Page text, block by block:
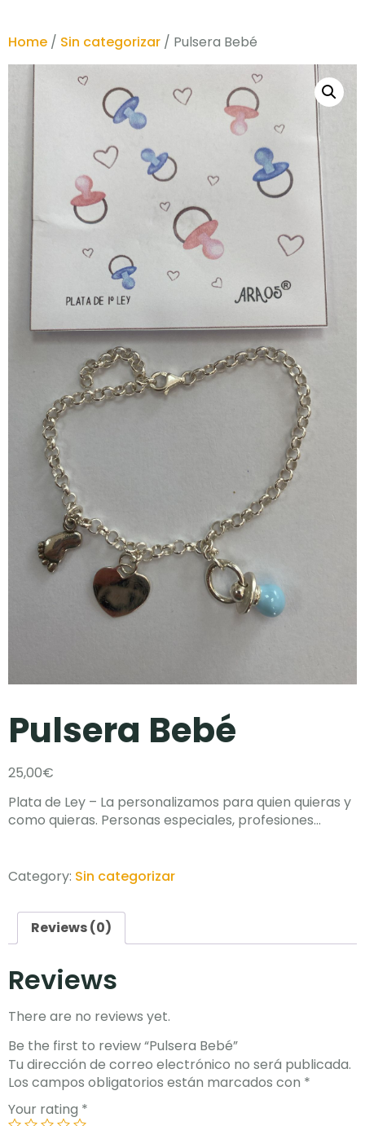
Home / Sin categorizar / Pulsera Bebé
Pulsera Bebé
25,00€
Plata de Ley – La personalizamos para quien quieras y
como quieras. Personas especiales, profesiones…
Category: Sin categorizar
Reviews (0)
Reviews
There are no reviews yet.
Be the first to review “Pulsera Bebé”
Tu dirección de correo electrónico no será publicada.
Los campos obligatorios están marcados con *
Your rating *